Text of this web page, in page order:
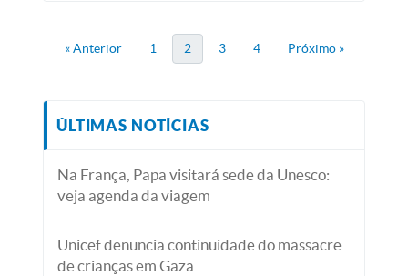
« Anterior 1 2 3 4 Próximo »
ÚLTIMAS NOTÍCIAS
Na França, Papa visitará sede da Unesco:
veja agenda da viagem
Unicef denuncia continuidade do massacre
de crianças em Gaza